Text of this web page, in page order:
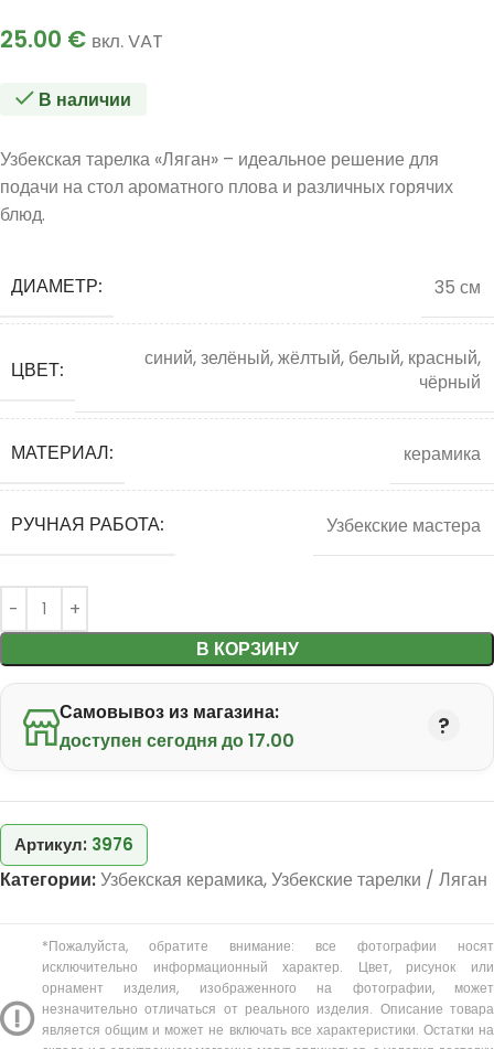
25.00 € вкл. VAT
В наличии
Узбекская тарелка «Ляган» – идеальное решение для
подачи на стол ароматного плова и различных горячих
блюд.
ДИАМЕТР: 35 см
ЦВЕТ:
синий, зелёный, жёлтый, белый, красный,
чёрный
МАТЕРИАЛ: керамика
РУЧНАЯ РАБОТА: Узбекские мастера
В КОРЗИНУ
Самовывоз из магазина:
доступен сегодня до 17.00
Артикул: 3976
Категории:Узбекская керамика,Узбекские тарелки / Ляган
*Пожалуйста, обратите внимание: все фотографии носят
исключительно информационный характер. Цвет, рисунок или
орнамент изделия, изображенного на фотографии, может
незначительно отличаться от реального изделия. Описание товара
является общим и может не включать все характеристики. Остатки на